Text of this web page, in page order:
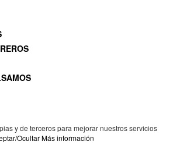
y de terceros para mejorar nuestros servicios
Ocultar Más información